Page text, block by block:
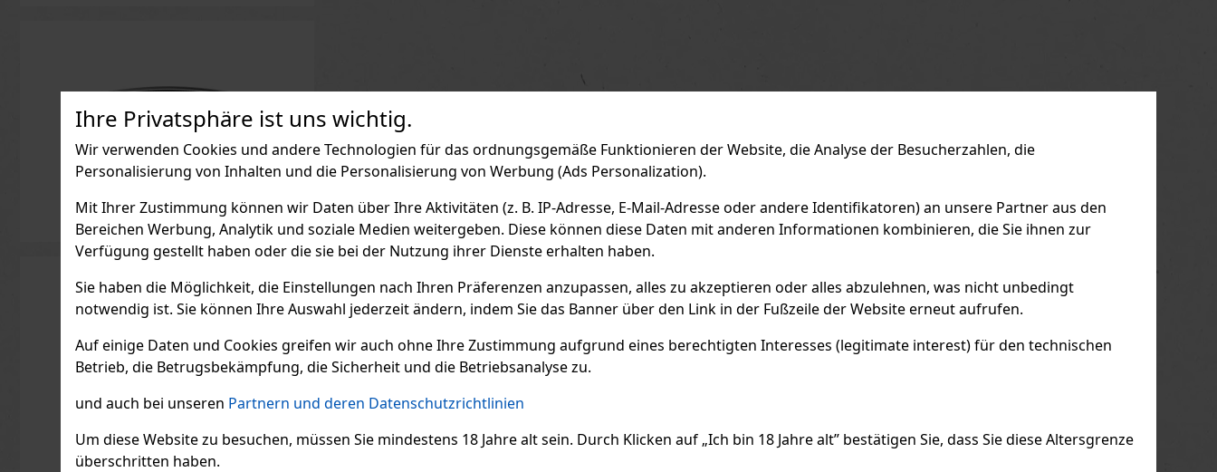
Ihre Privatsphäre ist uns wichtig.
Wir verwenden Cookies und andere Technologien für das ordnungsgemäße Funktionieren der Website, die Analyse der Besucherzahlen, die
Personalisierung von Inhalten und die Personalisierung von Werbung (Ads Personalization).
Mit Ihrer Zustimmung können wir Daten über Ihre Aktivitäten (z. B. IP-Adresse, E-Mail-Adresse oder andere Identifikatoren) an unsere Partner aus den
Bereichen Werbung, Analytik und soziale Medien weitergeben. Diese können diese Daten mit anderen Informationen kombinieren, die Sie ihnen zur
Verfügung gestellt haben oder die sie bei der Nutzung ihrer Dienste erhalten haben.
Sie haben die Möglichkeit, die Einstellungen nach Ihren Präferenzen anzupassen, alles zu akzeptieren oder alles abzulehnen, was nicht unbedingt
notwendig ist. Sie können Ihre Auswahl jederzeit ändern, indem Sie das Banner über den Link in der Fußzeile der Website erneut aufrufen.
Auf einige Daten und Cookies greifen wir auch ohne Ihre Zustimmung aufgrund eines berechtigten Interesses (legitimate interest) für den technischen
Betrieb, die Betrugsbekämpfung, die Sicherheit und die Betriebsanalyse zu.
und auch bei unseren Partnern und deren Datenschutzrichtlinien
Um diese Website zu besuchen, müssen Sie mindestens 18 Jahre alt sein. Durch Klicken auf „Ich bin 18 Jahre alt” bestätigen Sie, dass Sie diese Altersgrenze
überschritten haben.